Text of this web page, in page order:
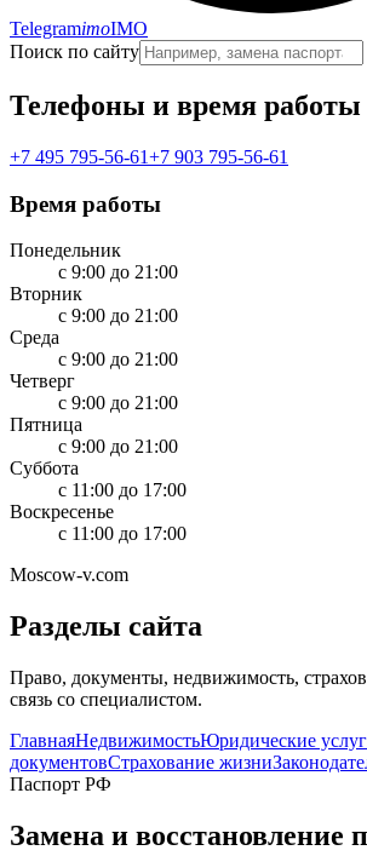
TelegramimoIMO
Поиск по сайту
Телефоны и время работы
+7 495 795-56-61+7 903 795-56-61
Время работы
Понедельник
с 9:00 до 21:00
Вторник
с 9:00 до 21:00
Среда
с 9:00 до 21:00
Четверг
с 9:00 до 21:00
Пятница
с 9:00 до 21:00
Суббота
с 11:00 до 17:00
Воскресенье
с 11:00 до 17:00
Moscow-v.com
Разделы сайта
Право, документы, недвижимость,
связь со специалистом.
ГлавнаяНедвижимостьЮридические
документовСтрахование жизни
Паспорт РФ
Замена и восстановление